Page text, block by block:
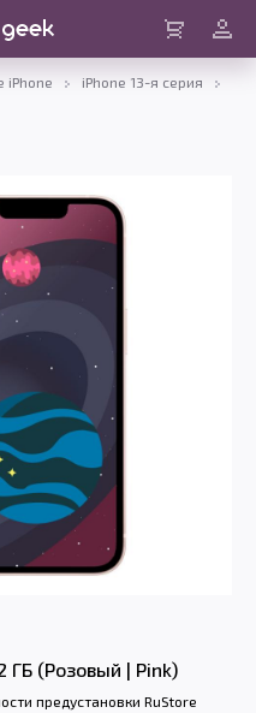
Войти
iPhone
iPhone 13-я серия
ГБ (Розовый | Pink)
предустановки RuStore